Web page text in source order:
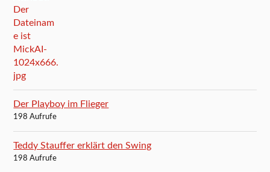
Der Playboy im Flieger
198 Aufrufe
Teddy Stauffer erklärt den Swing
198 Aufrufe